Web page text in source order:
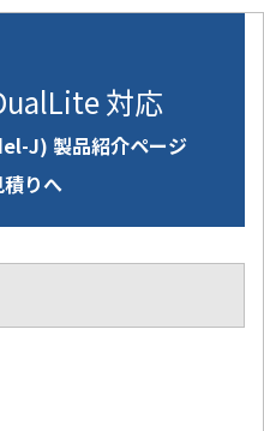
対応
J) 製品紹介ページ
りへ